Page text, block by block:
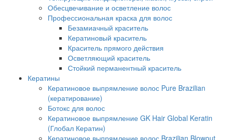
Обесцвечивание и осветление волос
Профессиональная краска для волос
Безамиачный краситель
Кератиновый краситель
Краситель прямого действия
Осветляющий краситель
Стойкий перманентный краситель
Кератины
Кератиновое выпрямление волос Pure Brazilian
(кератирование)
Ботокс для волос
Кератиновое выпрямление GK Hair Global Keratin
(Глобал Кератин)
Кератиновое выпрямление волос Brazilian Blowout